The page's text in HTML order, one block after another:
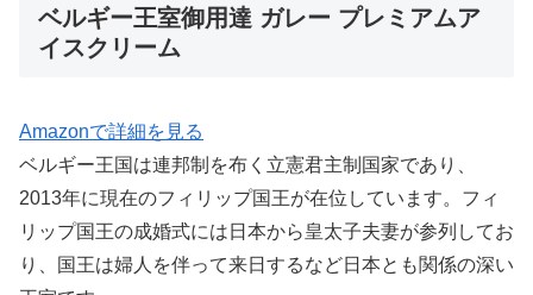
ベルギー王室御用達 ガレー プレミアムア
イスクリーム
Amazonで詳細を見る
ベルギー王国は連邦制を布く立憲君主制国家であり、
2013年に現在のフィリップ国王が在位しています。フィ
リップ国王の成婚式には日本から皇太子夫妻が参列してお
り、国王は婦人を伴って来日するなど日本とも関係の深い